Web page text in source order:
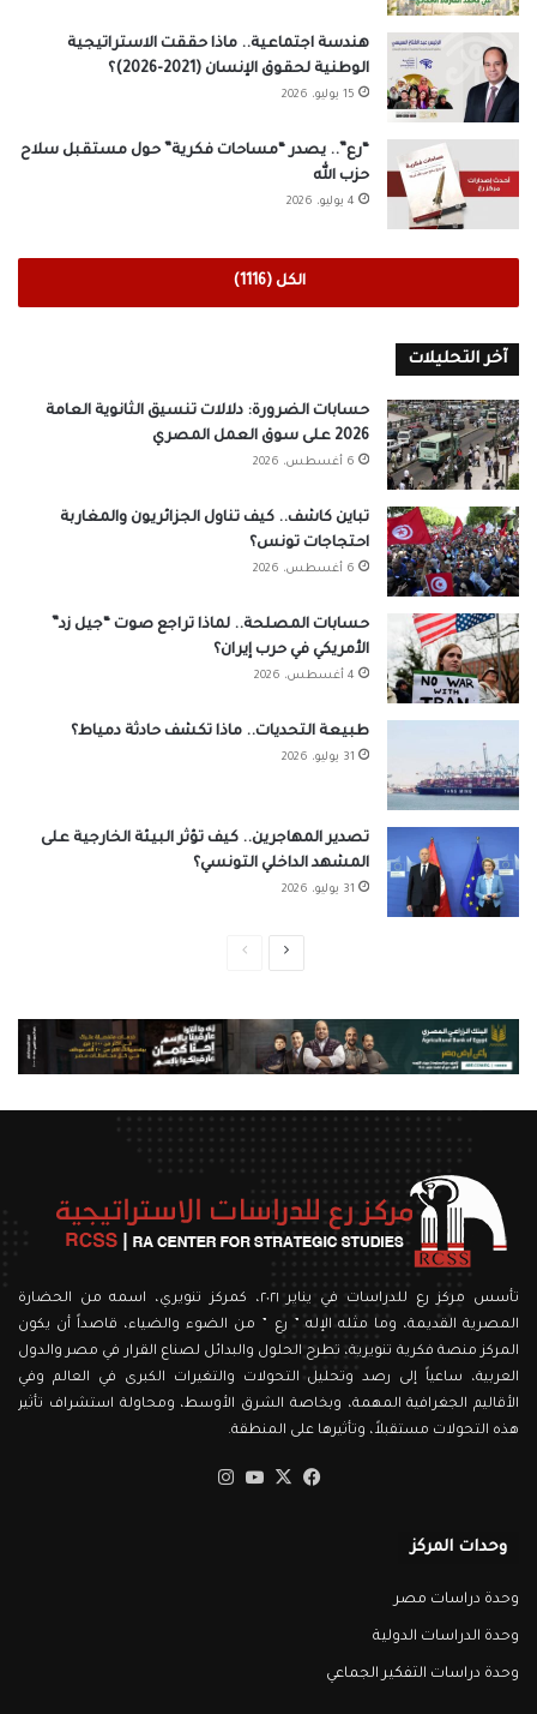
هندسة اجتماعية.. ماذا حققت الاستراتيجية
الوطنية لحقوق الإنسان (2021-2026)؟
15 يوليو، 2026
“رع”.. يصدر “مساحات فكرية” حول مستقبل سلاح
حزب الله
4 يوليو، 2026
الكل (1116)
آخر التحليلات
حسابات الضرورة: دلالات تنسيق الثانوية العامة
2026 على سوق العمل المصري
6 أغسطس، 2026
تباين كاشف.. كيف تناول الجزائريون والمغاربة
احتجاجات تونس؟
6 أغسطس، 2026
حسابات المصلحة.. لماذا تراجع صوت “جيل زد”
الأمريكي في حرب إيران؟
4 أغسطس، 2026
طبيعة التحديات.. ماذا تكشف حادثة دمياط؟
31 يوليو، 2026
تصدير المهاجرين.. كيف تؤثر البيئة الخارجية على
المشهد الداخلي التونسي؟
31 يوليو، 2026
الصفحةالصفحة
تأسس مركز رع للدراسات في يناير ٢٠٢١، كمركز تنويري، اسمه من الحضارة
المصرية القديمة، وما مثله الإله ” رع ” من الضوء والضياء، قاصداً أن يكون
المركز منصة فكرية تنويرية، تطرح الحلول والبدائل لصناع القرار في مصر والدول
العربية، ساعياً إلى رصد وتحليل التحولات والتغيرات الكبرى في العالم وفي
الأقاليم الجغرافية المهمة، وبخاصة الشرق الأوسط، ومحاولة استشراف تأثير
هذه التحولات مستقبلاً، وتأثيرها على المنطقة.
فيسبوك
‫X
‫YouTube
وحدات المركز
وحدة دراسات مصر
وحدة الدراسات الدولية
وحدة دراسات التفكير الجماعي